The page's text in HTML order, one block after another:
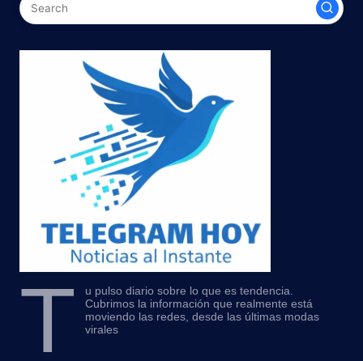
e
T
u pulso diario sobre lo que es tendencia.
Cubrimos la información que realmente está
moviendo las redes, desde las últimas modas
virales